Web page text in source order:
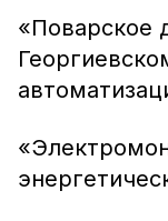
«Поварское